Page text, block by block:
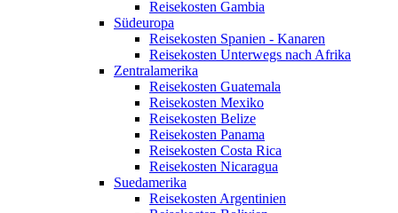
Reisekosten Gambia
Südeuropa
Reisekosten Spanien - Kanaren
Reisekosten Unterwegs nach Afrika
Zentralamerika
Reisekosten Guatemala
Reisekosten Mexiko
Reisekosten Belize
Reisekosten Panama
Reisekosten Costa Rica
Reisekosten Nicaragua
Suedamerika
Reisekosten Argentinien